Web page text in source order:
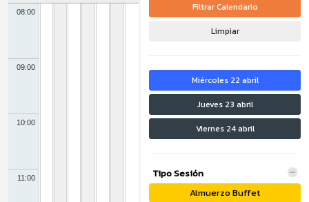
08:00
09:00
10:00
11:00
Filtrar Calendario
Limpiar
Miércoles 22 abril
Jueves 23 abril
Viernes 24 abril
Tipo Sesión
Almuerzo Buffet